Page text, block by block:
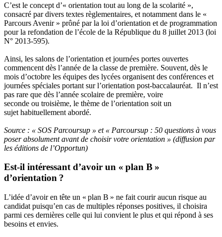
C’est le concept d’« orientation tout au long de la scolarité »,
consacré par divers textes règlementaires, et notamment dans le «
Parcours Avenir » prôné par la loi d’orientation et de programmation
pour la refondation de l’école de la République du 8 juillet 2013 (loi
N° 2013-595).
Ainsi, les salons de l’orientation et journées portes ouvertes
commencent dès l’année de la classe de première. Souvent, dès le
mois d’octobre les équipes des lycées organisent des conférences et
journées spéciales portant sur l’orientation post-baccalauréat. Il n’est
pas rare que dès l’année scolaire de première, voire
seconde ou troisième, le thème de l’orientation soit un
sujet habituellement abordé.
Source : « SOS Parcoursup » et « Parcoursup : 50 questions à vous
poser absolument avant de choisir votre orientation » (diffusion par
les éditions de l’Opportun)
Est-il intéressant d’avoir un « plan B »
d’orientation ?
L’idée d’avoir en tête un « plan B » ne fait courir aucun risque au
candidat puisqu’en cas de multiples réponses positives, il choisira
parmi ces dernières celle qui lui convient le plus et qui répond à ses
besoins et envies.